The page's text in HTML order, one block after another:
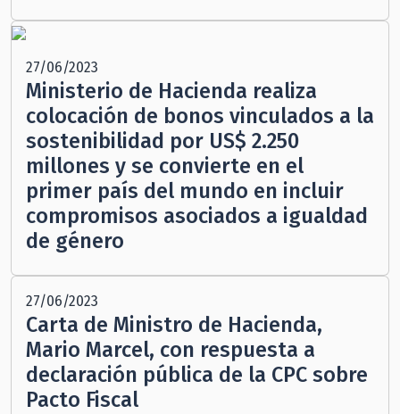
27/06/2023
Ministerio de Hacienda realiza
colocación de bonos vinculados a la
sostenibilidad por US$ 2.250
millones y se convierte en el
primer país del mundo en incluir
compromisos asociados a igualdad
de género
27/06/2023
Carta de Ministro de Hacienda,
Mario Marcel, con respuesta a
declaración pública de la CPC sobre
Pacto Fiscal